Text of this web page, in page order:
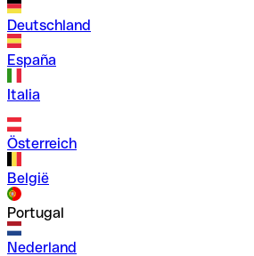
Deutschland
España
Italia
Österreich
België
Portugal
Nederland